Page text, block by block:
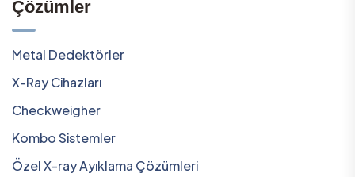
Çözümler
Metal Dedektörler
X-Ray Cihazları
Checkweigher
Kombo Sistemler
Özel X-ray Ayıklama Çözümleri